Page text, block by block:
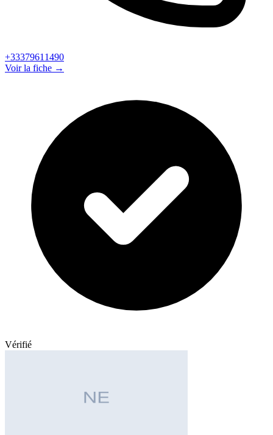
+33379611490
Voir la fiche →
Vérifié